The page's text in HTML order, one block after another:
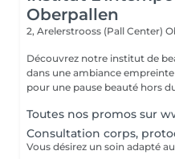
Oberpallen
2, Arelerstrooss (Pall Center)
Découvrez notre institut de
dans une ambiance
pour une pause beauté hors
Toutes nos promos sur
Consultation corps,